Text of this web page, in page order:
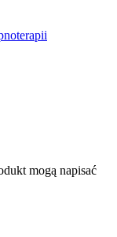
mogą napisać